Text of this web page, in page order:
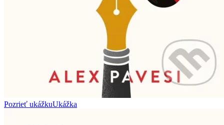
Pozrieť ukážkuUkážka